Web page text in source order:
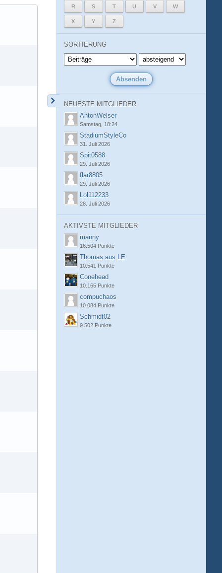
R S T U V W
X Y Z
SORTIERUNG
NEUESTE MITGLIEDER
AntonWelser
Samstag, 18:24
StadiumStyleCo
31. Juli 2026
Spit0588
29. Juli 2026
flar8805
29. Juli 2026
Lol112233
28. Juli 2026
AKTIVSTE MITGLIEDER
manny
16.504 Punkte
Thomas aus LE
10.541 Punkte
Conehead
10.165 Punkte
compuchaos
10.084 Punkte
Schmidt02
9.502 Punkte